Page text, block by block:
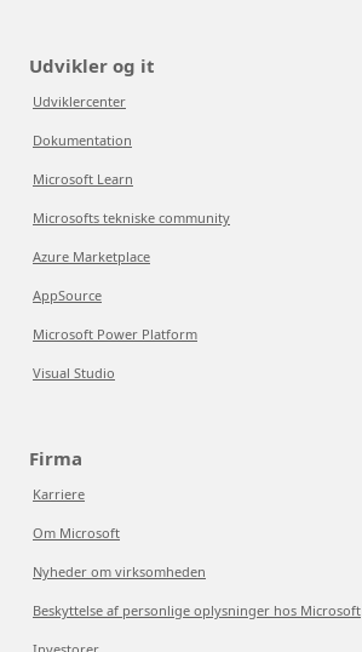
Udvikler og it
Udviklercenter
Dokumentation
Microsoft Learn
Microsofts tekniske community
Azure Marketplace
AppSource
Microsoft Power Platform
Visual Studio
Firma
Karriere
Om Microsoft
Nyheder om virksomheden
Beskyttelse af personlige oplysninger hos Microsoft